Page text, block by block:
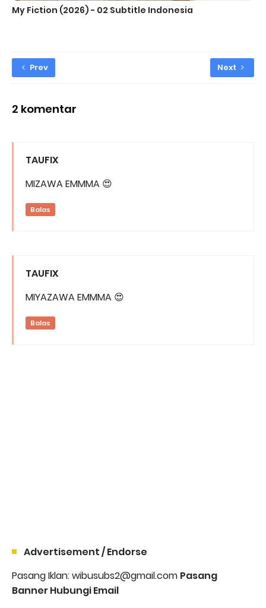
My Fiction (2026) - 02 Subtitle Indonesia
Prev Next
2 komentar
TAUFIX
MIZAWA EMMMA 😍
Balas
TAUFIX
MIYAZAWA EMMMA 😍
Balas
Advertisement / Endorse
Pasang Iklan: wibusubs2@gmail.com Pasang
Banner Hubungi Email